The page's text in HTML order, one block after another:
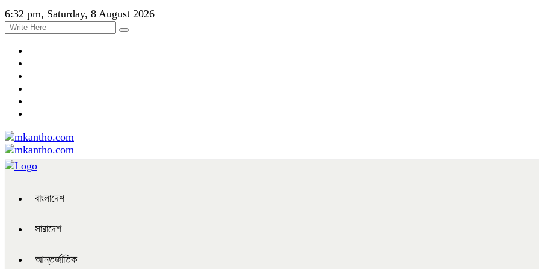
6:32 pm, Saturday, 8 August 2026
বাংলাদেশ
সারাদেশ
আন্তর্জাতিক